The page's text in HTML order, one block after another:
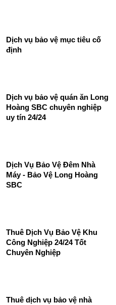
Dịch vụ bảo vệ mục tiêu cố
định
Dịch vụ bảo vệ quán ăn Long
Hoàng SBC chuyên nghiệp
uy tín 24/24
Dịch Vụ Bảo Vệ Đêm Nhà
Máy - Bảo Vệ Long Hoàng
SBC
Thuê Dịch Vụ Bảo Vệ Khu
Công Nghiệp 24/24 Tốt
Chuyên Nghiệp
Thuê dịch vụ bảo vệ nhà